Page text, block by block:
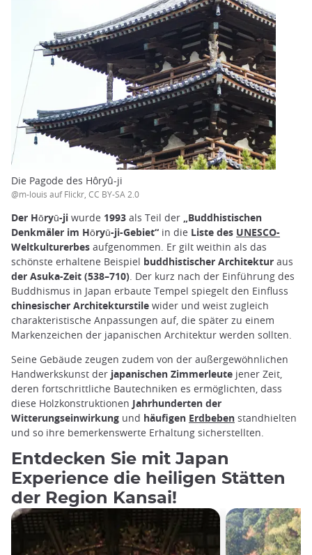
Die Pagode des Hôryû-ji
@m-louis auf Flickr, CC BY-SA 2.0
Der Hōryū-ji wurde 1993 als Teil der
„Buddhistischen
Denkmäler im Hōryū-ji-Gebiet“ in die Liste des UNESCO-
Weltkulturerbes aufgenommen. Er gilt weithin als das
schönste erhaltene Beispiel buddhistischer Architektur aus
der Asuka-Zeit (538–710) . Der kurz nach der Einführung des
Buddhismus in Japan erbaute Tempel spiegelt den Einfluss
chinesischer Architekturstile wider und weist zugleich
charakteristische Anpassungen auf, die später zu einem
Markenzeichen der japanischen Architektur werden sollten.
Seine Gebäude zeugen zudem von der außergewöhnlichen
Handwerkskunst der japanischen Zimmerleute jener Zeit,
deren fortschrittliche Bautechniken es ermöglichten, dass
diese Holzkonstruktionen Jahrhunderten der
Witterungseinwirkung und häufigen Erdbeben standhielten
und so ihre bemerkenswerte Erhaltung sicherstellten.
Entdecken Sie mit Japan
Experience die heiligen Stätten
der Region Kansai!